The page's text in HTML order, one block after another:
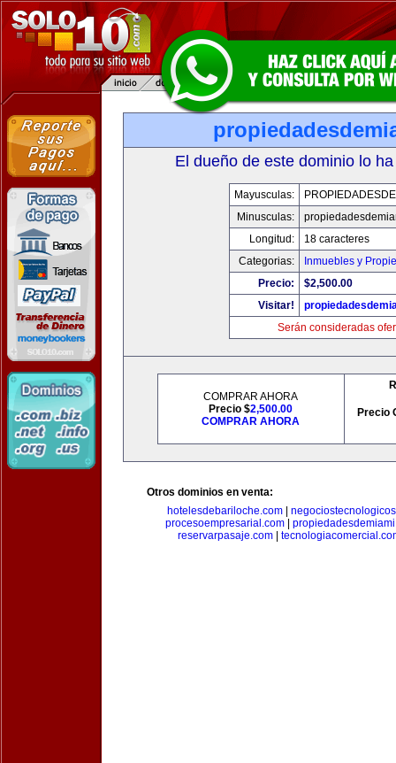
El dueño de este dominio lo
Mayusculas:
Minusculas:
Longitud:
18 caracteres
Categorias:
Inmuebles y
Precio:
$2,500.00
Visitar!
Serán consideradas
COMPRAR AHORA
Precio $2,500.00
COMPRAR AHORA
Precio
Otros dominios en venta:
hotelesdebariloche.com
procesoempresarial.com|
reservarpasaje.com